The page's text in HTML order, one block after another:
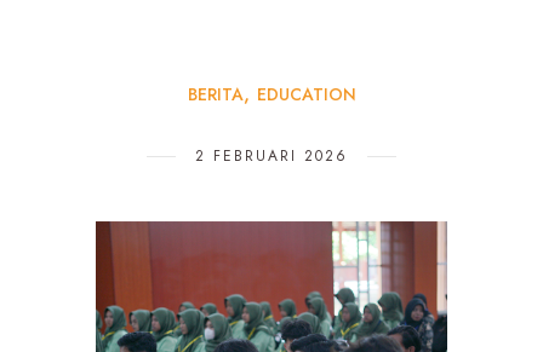
BERITA EDUCATION
2 FEBRUARI 2026